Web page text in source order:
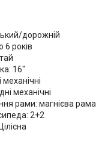
дорожній
6 років
16"
механічні
рами: магнієва рама
2+2